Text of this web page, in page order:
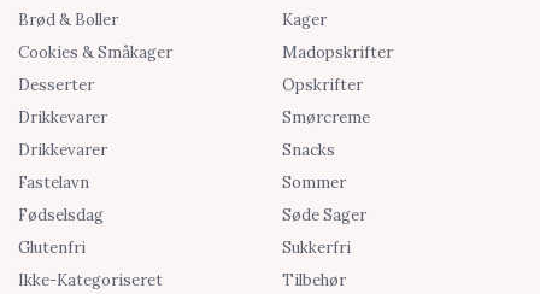
Brød & Boller
Cookies & Småkager
Desserter
Drikkevarer
Drikkevarer
Fastelavn
Fødselsdag
Glutenfri
Ikke-Kategoriseret
Kager
Madopskrifter
Opskrifter
Smørcreme
Snacks
Sommer
Søde Sager
Sukkerfri
Tilbehør